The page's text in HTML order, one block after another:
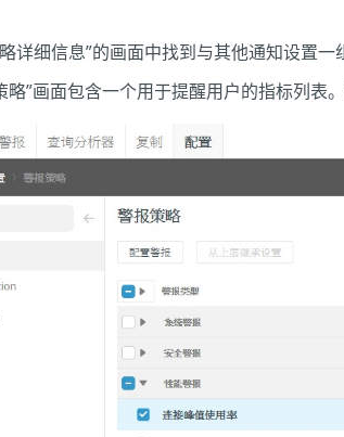
详细信息”的画面中找到与其他通知设置一
略”画面包含一个用于提醒用户的指标列表